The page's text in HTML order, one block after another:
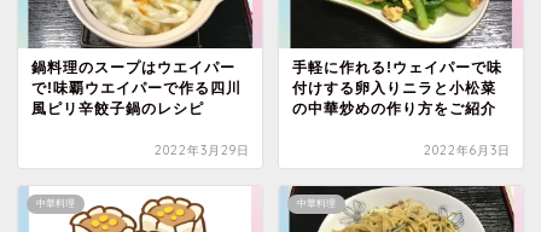
鍋料理のスープはウエイパー
で!味覇ウエイパーで作る四川
風ピリ辛餃子鍋のレシピ
2022年3月29日
手軽に作れる!ウェイパーで味
付けする卵入りニラと小松菜
の中華炒めの作り方をご紹介
2022年6月3日
中華料理 中華料理